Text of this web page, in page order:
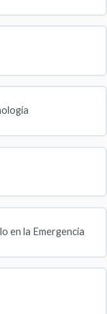
en la Emergencia